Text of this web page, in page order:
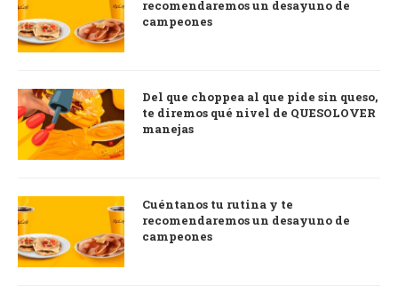
recomendaremos un desayuno de
campeones
Del que choppea al que pide sin queso,
te diremos qué nivel de QUESOLOVER
manejas
Cuéntanos tu rutina y te
recomendaremos un desayuno de
campeones